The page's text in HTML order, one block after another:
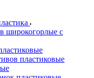
широкогорлые с
пластиковые